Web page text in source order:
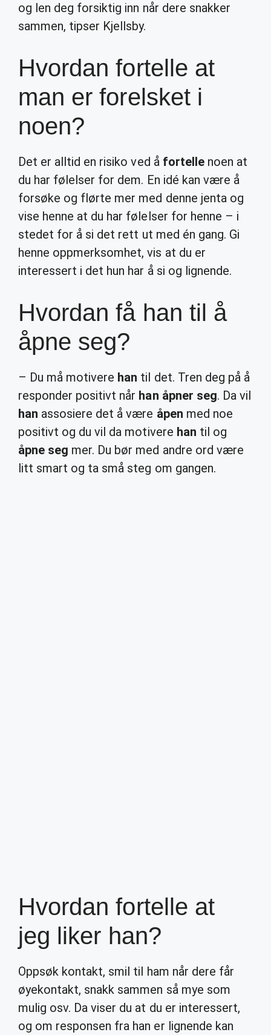
og len deg forsiktig inn når dere snakker
sammen, tipser Kjellsby.
Hvordan fortelle at
man er forelsket i
noen?
Det er alltid en risiko ved å fortellenoen at
du har følelser for dem. En idé kan være å
forsøke og flørte mer med denne jenta og
vise henne at du har følelser for henne – i
stedet for å si det rett ut med én gang. Gi
henne oppmerksomhet, vis at du er
interessert i det hun har å si og lignende.
Hvordan få han til å
åpne seg?
– Du må motivere han til det. Tren deg på å
responder positivt når han åpner seg. Da vil
han assosiere det å være åpen med noe
positivt og du vil da motivere han til og
åpne seg mer. Du bør med andre ord være
litt smart og ta små steg om gangen.
Hvordan fortelle at
jeg liker han?
Oppsøk kontakt, smil til ham når dere får
øyekontakt, snakk sammen så mye som
mulig osv. Da viser du at du er interessert,
og om responsen fra han er lignende kan